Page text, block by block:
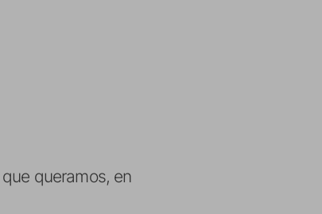
queramos, en